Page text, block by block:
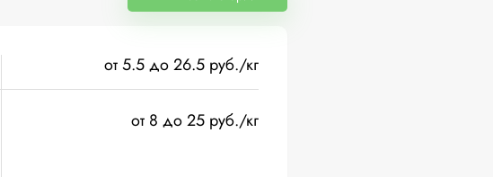
от 5.5 до 26.5 руб./кг
от 8 до 25 руб./кг